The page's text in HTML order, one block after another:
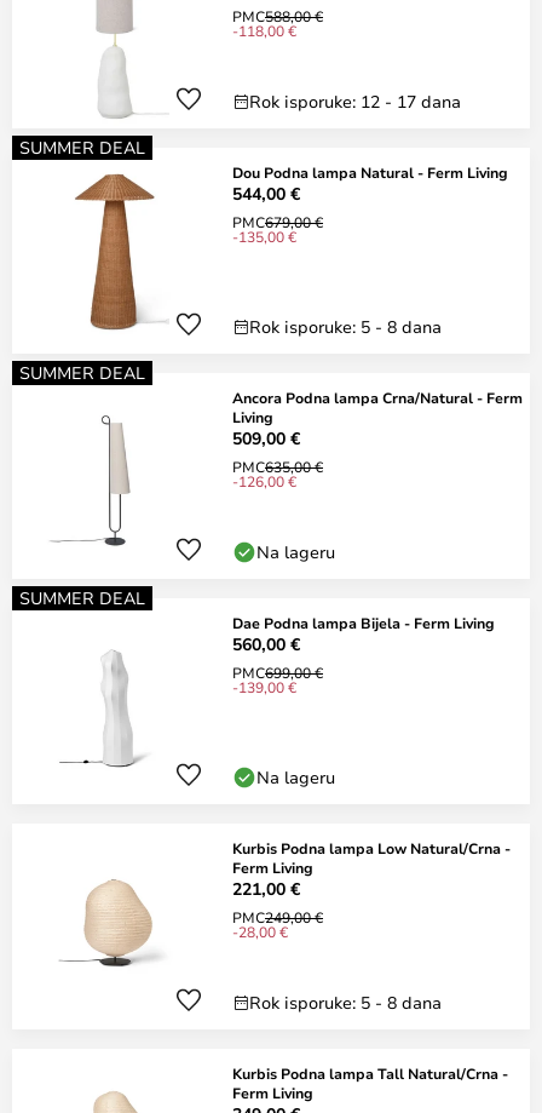
PMC588,00 €
-118,00 €
Rok isporuke: 12 - 17 dana
SUMMER DEAL
Dou Podna lampa Natural - Ferm Living
544,00 €
PMC679,00 €
-135,00 €
Rok isporuke: 5 - 8 dana
SUMMER DEAL
Ancora Podna lampa Crna/Natural - Ferm
Living
509,00 €
PMC635,00 €
-126,00 €
Na lageru
SUMMER DEAL
Dae Podna lampa Bijela - Ferm Living
560,00 €
PMC699,00 €
-139,00 €
Na lageru
Kurbis Podna lampa Low Natural/Crna -
Ferm Living
221,00 €
PMC249,00 €
-28,00 €
Rok isporuke: 5 - 8 dana
Kurbis Podna lampa Tall Natural/Crna -
Ferm Living